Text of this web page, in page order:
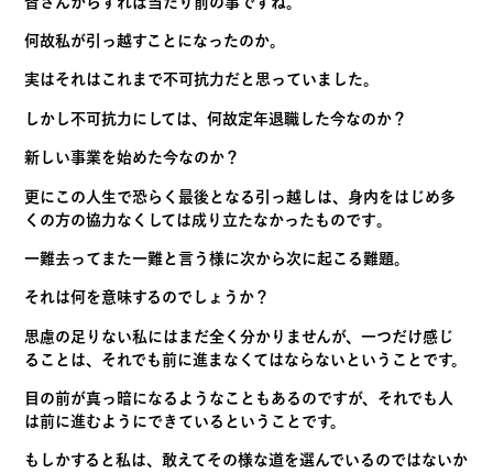
何故私が引っ越すことになったのか。
実はそれはこれまで不可抗力だと思っていました。
しかし不可抗力にしては、何故定年退職した今なのか？
新しい事業を始めた今なのか？
更にこの人生で恐らく最後となる引っ越しは、 身内をはじめ多
くの方の協力なくしては成り立たなかったものです
一難去ってまた一難と言う様に次から次に起こる難題。
それは何を意味するのでしょうか？
思慮の足りない私にはまだ全く分かりませんが、一つだけ感じ
ることは、 それでも前に進まなくてはならないということです。
目の前が真っ暗になるようなこともあるのですが、 それでも人
は前に進むようにできているということです。
もしかすると私は、敢えてその様な道を選んでいるのではないか